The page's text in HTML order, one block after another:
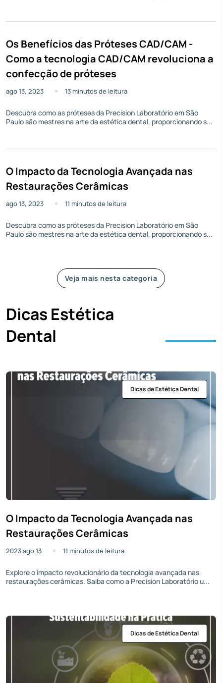
Os Benefícios das Próteses CAD/CAM -
Como a tecnologia CAD/CAM revoluciona a
confecção de próteses
ago 13, 2023 13 minutos de leitura
Descubra como as próteses da Precision Laboratório em São
Paulo são mestres na arte da estética dental, proporcionando s...
O Impacto da Tecnologia Avançada nas
Restaurações Cerâmicas
ago 13, 2023 11 minutos de leitura
Descubra como as próteses da Precision Laboratório em São
Paulo são mestres na arte da estética dental, proporcionando s...
Veja mais nesta categoria
Dicas Estética
Dental
Dicas de Estética Dental
O Impacto da Tecnologia Avançada nas
Restaurações Cerâmicas
2023 ago 13 11 minutos de leitura
Explore o impacto revolucionário da tecnologia avançada nas
restaurações cerâmicas. Saiba como a Precision Laboratório u...
Dicas de Estética Dental